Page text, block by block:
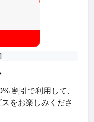
割引で利用して、
をお楽しみくださ